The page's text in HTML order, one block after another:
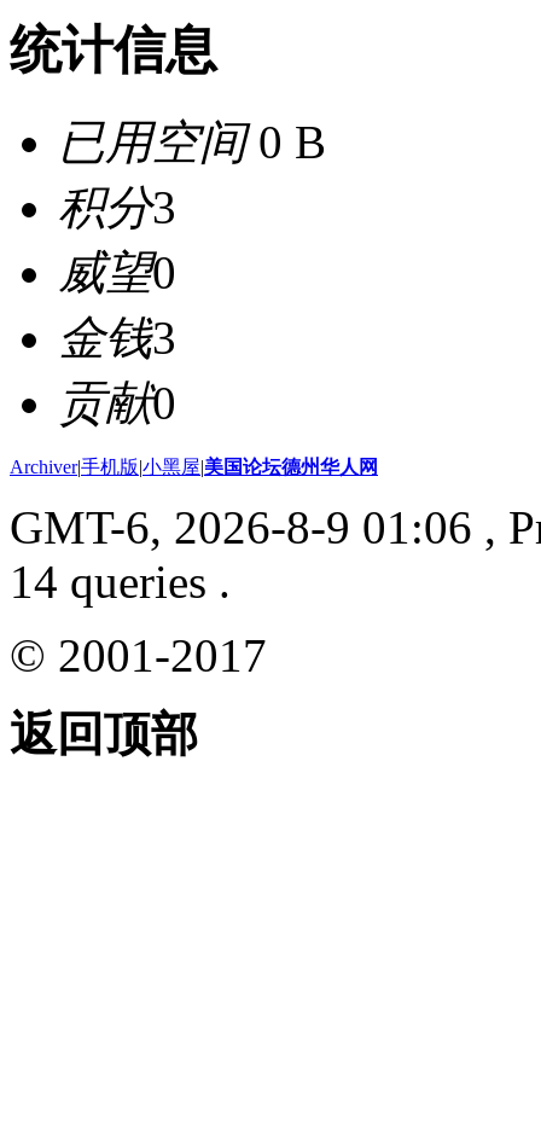
统计信息
已用空间0 B
积分3
威望0
金钱3
贡献0
Archiver|手机版|小黑屋|美国论坛德州华人网
GMT-6, 2026-8-9 01:06 ,
14 queries .
© 2001-2017
返回顶部